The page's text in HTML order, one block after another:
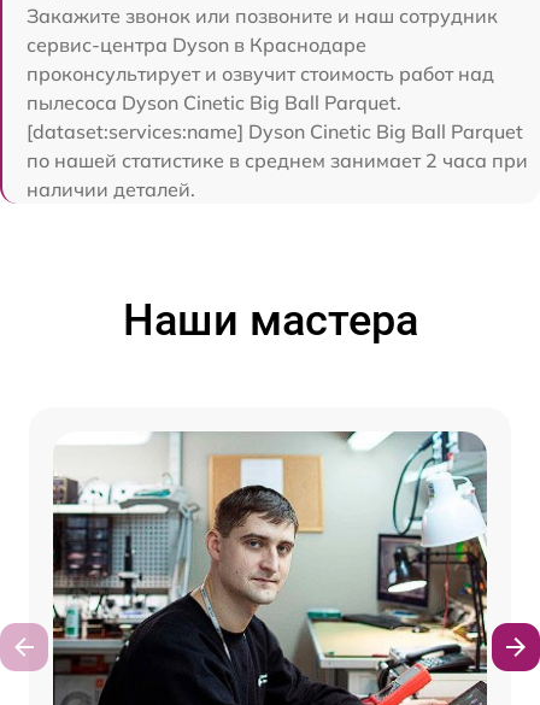
Закажите звонок или позвоните и наш сотрудник
сервис-центра Dyson в Краснодаре
проконсультирует и озвучит стоимость работ над
пылесоса Dyson Cinetic Big Ball Parquet.
[dataset:services:name] Dyson Cinetic Big Ball Parquet
по нашей статистике в среднем занимает 2 часа при
наличии деталей.
Наши мастера